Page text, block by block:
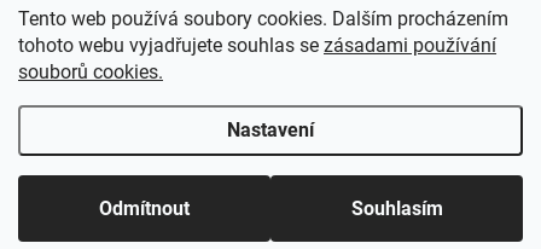
Tento web používá soubory cookies. Dalším procházením
tohoto webu vyjadřujete souhlas se zásadami používání
souborů cookies.
Nastavení
Odmítnout Souhlasím
Copyright 2026Elcigon.cz. Všechna práva vyhrazena.Upravit nastavení
cookies